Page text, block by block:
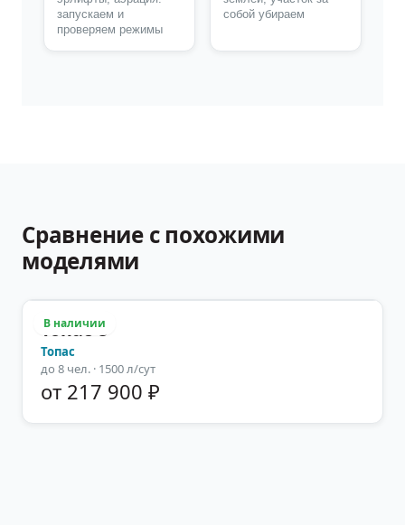
запускаем и
проверяем режимы
собой убираем
Сравнение с похожими
моделями
В наличии
Топас-8
Топас
до 8 чел. · 1500 л/сут
от 217 900 ₽